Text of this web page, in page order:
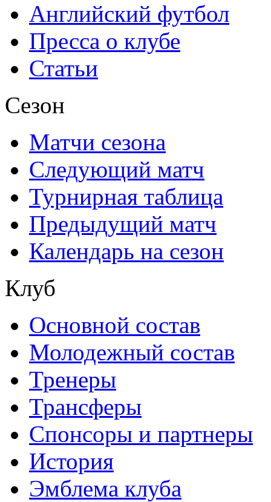
Английский футбол
Пресса о клубе
Статьи
Сезон
Матчи сезона
Следующий матч
Турнирная таблица
Предыдущий матч
Календарь на сезон
Клуб
Основной состав
Молодежный состав
Тренеры
Трансферы
Спонсоры и партнеры
История
Эмблема клуба